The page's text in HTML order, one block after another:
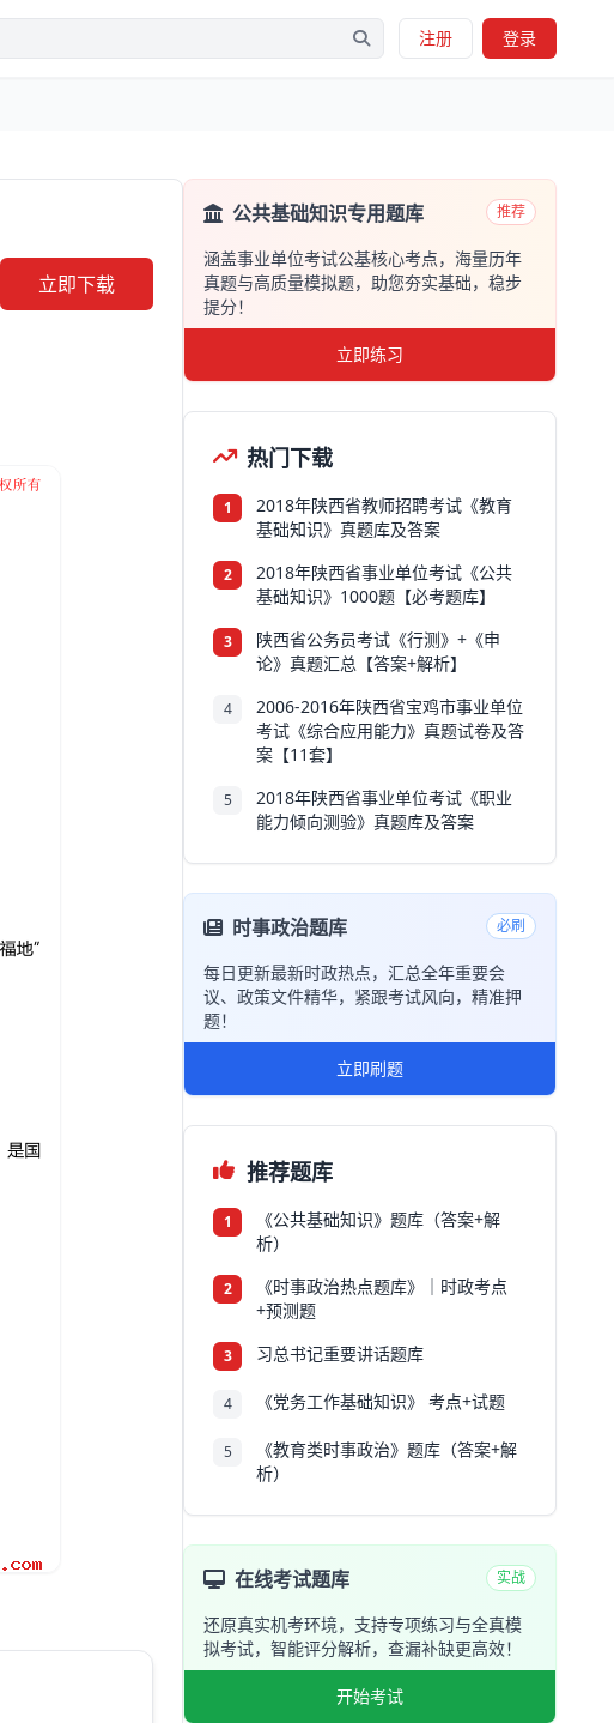
注册 登录
立即下载
公共基础知识专用题库 推荐
涵盖事业单位考试公基核心考点，海量历年
真题与高质量模拟题，助您夯实基础，稳步
提分！
立即练习
热门下载
1
2018年陕西省教师招聘考试《教育
基础知识》真题库及答案
2
2018年陕西省事业单位考试《公共
基础知识》1000题【必考题库】
3
陕西省公务员考试《行测》+《申
论》真题汇总【答案+解析】
4
2006-2016年陕西省宝鸡市事业单位
考试《综合应用能力》真题试卷及答
案【11套】
5
2018年陕西省事业单位考试《职业
能力倾向测验》真题库及答案
时事政治题库 必刷
每日更新最新时政热点，汇总全年重要会
议、政策文件精华，紧跟考试风向，精准押
题！
立即刷题
推荐题库
1
《公共基础知识》题库（答案+解
析）
2
《时事政治热点题库》｜时政考点
+预测题
3 习总书记重要讲话题库
4 《党务工作基础知识》 考点+试题
5
《教育类时事政治》题库（答案+解
析）
在线考试题库 实战
还原真实机考环境，支持专项练习与全真模
拟考试，智能评分解析，查漏补缺更高效！
开始考试